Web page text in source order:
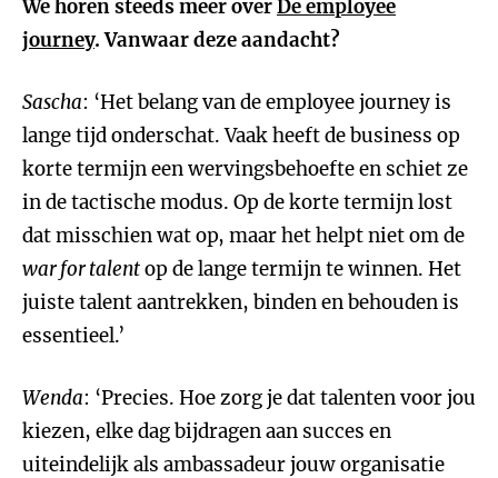
We horen steeds meer overDe employee
journey. Vanwaar deze aandacht?
Sascha: ‘Het belang van de employee journey is
lange tijd onderschat. Vaak heeft de business op
korte termijn een wervingsbehoefte en schiet ze
in de tactische modus. Op de korte termijn lost
dat misschien wat op, maar het helpt niet om de
war for talentop de lange termijn te winnen. Het
juiste talent aantrekken, binden en behouden is
essentieel.’
Wenda: ‘Precies. Hoe zorg je dat talenten voor jou
kiezen, elke dag bijdragen aan succes en
uiteindelijk als ambassadeur jouw organisatie